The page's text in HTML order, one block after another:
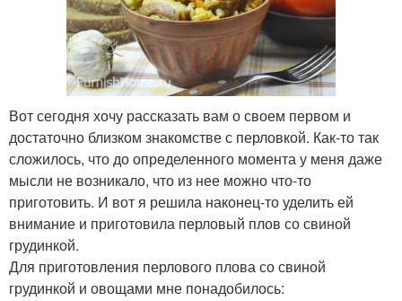
Вот сегодня хочу рассказать вам о своем первом и
достаточно близком знакомстве с перловкой. Как-то так
сложилось, что до определенного момента у меня даже
мысли не возникало, что из нее можно что-то
приготовить. И вот я решила наконец-то уделить ей
внимание и приготовила перловый плов со свиной
грудинкой.
Для приготовления перлового плова со свиной
грудинкой и овощами мне понадобилось: